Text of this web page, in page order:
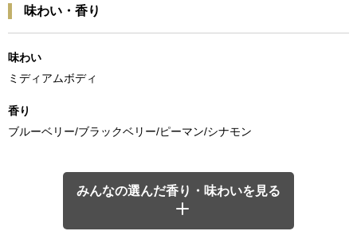
味わい・香り
味わい
ミディアムボディ
香り
ブルーベリー/ブラックベリー/ピーマン/シナモン
みんなの選んだ香り・味わいを見る